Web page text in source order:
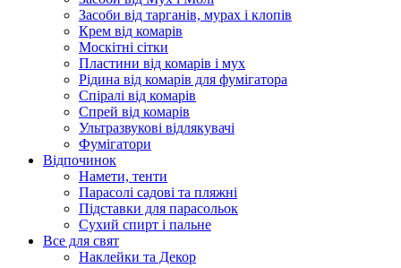
Засоби від тарганів, мурах і клопів
Крем від комарів
Москітні сітки
Пластини від комарів і мух
Рідина від комарів для фумігатора
Спіралі від комарів
Спрей від комарів
Ультразвукові відлякувачі
Фумігатори
Відпочинок
Намети, тенти
Парасолі садові та пляжні
Підставки для парасольок
Сухий спирт і пальне
Все для свят
Наклейки та Декор